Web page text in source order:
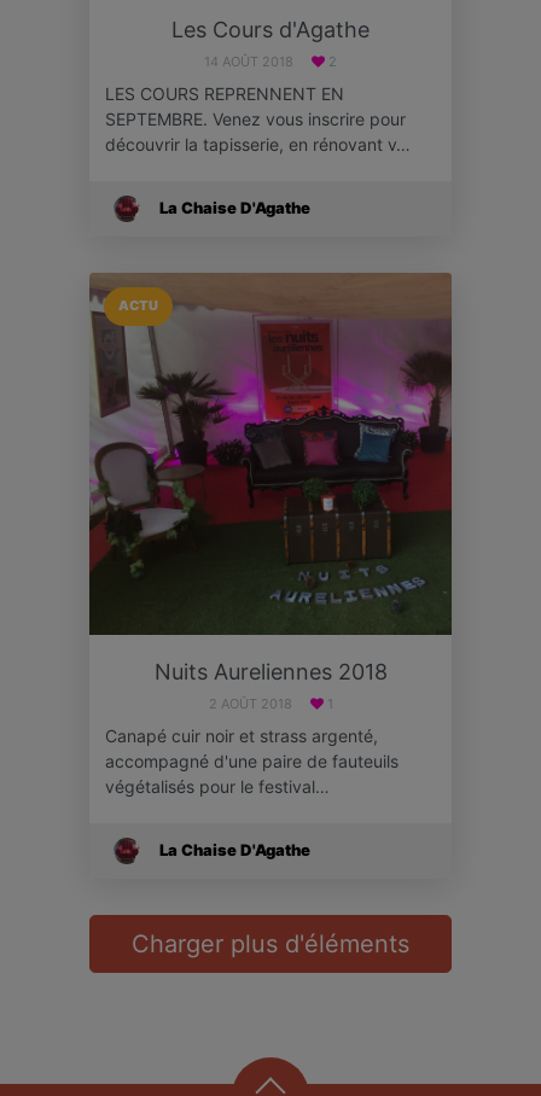
Les Cours d'Agathe
14 AOÛT 2018 2
LES COURS REPRENNENT EN
SEPTEMBRE. Venez vous inscrire pour
découvrir la tapisserie, en rénovant v…
La Chaise D'Agathe
ACTU
Nuits Aureliennes 2018
2 AOÛT 2018 1
Canapé cuir noir et strass argenté,
accompagné d'une paire de fauteuils
végétalisés pour le festival…
La Chaise D'Agathe
Charger plus d'éléments